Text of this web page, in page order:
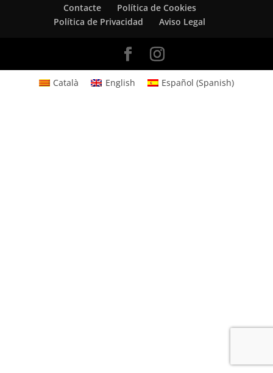
Contacte
Política de Cookies
Política de Privacidad
Aviso Legal
Català English Español (Spanish)